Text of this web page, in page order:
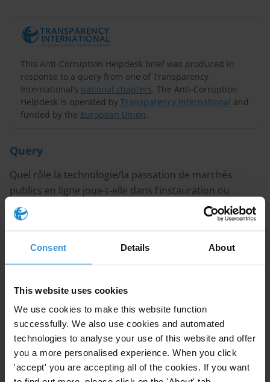
Consent Details About
This website uses cookies
We use cookies to make this website function
successfully. We also use cookies and automated
technologies to analyse your use of this website and offer
you a more personalised experience. When you click
'accept' you are accepting all of the cookies. If you want
This Anti-Corruption Helpdesk brief was produced in
response to a query from one of Transparency
International’s national chapters. The Anti-Corruption
Helpdesk is operated by Transparency International and
funded by the European Union.
Query
Quel rôle la technologie/la passation de marchés
publics en ligne joue-t-elle dans l’instauration ou
l’inhibition de la transparence et de la
responsabilisation et dans la réduction de la
des exemples de bonnes pratiques/études de cas
provenant d’autres régions et d’autres pays.
Sommaire
1. Le rôle de la technologie dans les marchés publics
2. La passation de marchés publics en ligne peut-elle
accroître la transparence et la responsabilisation et
réduire la corruption ?